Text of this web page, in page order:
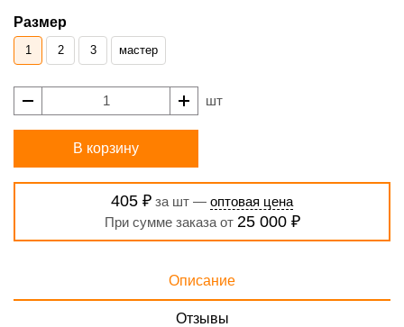
Размер
1 2 3 мастер
шт
В корзину
405 ₽ за шт — оптовая цена
При сумме заказа от 25 000 ₽
Описание
Отзывы